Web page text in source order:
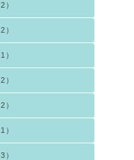
）
）
）
）
）
）
）